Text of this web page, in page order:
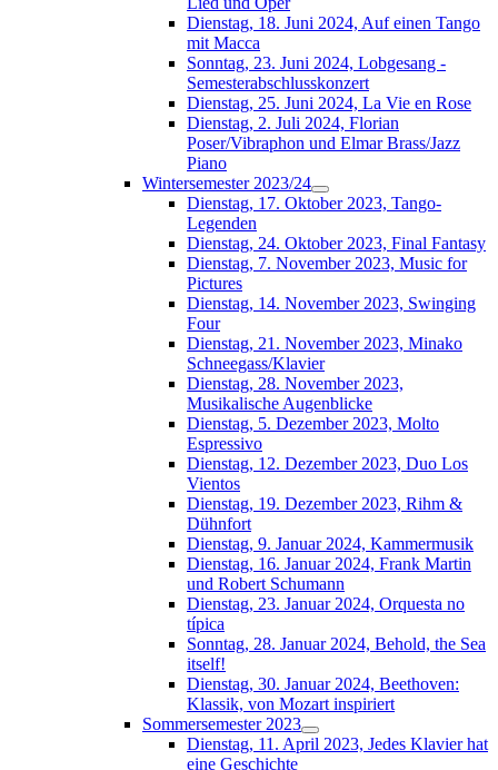
Dienstag, 18. Juni 2024, Auf einen Tango
mit Macca
Sonntag, 23. Juni 2024, Lobgesang -
Semesterabschlusskonzert
Dienstag, 25. Juni 2024, La Vie en Rose
Dienstag, 2. Juli 2024, Florian
Poser/Vibraphon und Elmar Brass/Jazz
Piano
Wintersemester 2023/24
Dienstag, 17. Oktober 2023, Tango-
Legenden
Dienstag, 24. Oktober 2023, Final Fantasy
Dienstag, 7. November 2023, Music for
Pictures
Dienstag, 14. November 2023, Swinging
Four
Dienstag, 21. November 2023, Minako
Schneegass/Klavier
Dienstag, 28. November 2023,
Musikalische Augenblicke
Dienstag, 5. Dezember 2023, Molto
Espressivo
Dienstag, 12. Dezember 2023, Duo Los
Vientos
Dienstag, 19. Dezember 2023, Rihm &
Dühnfort
Dienstag, 9. Januar 2024, Kammermusik
Dienstag, 16. Januar 2024, Frank Martin
und Robert Schumann
Dienstag, 23. Januar 2024, Orquesta no
típica
Sonntag, 28. Januar 2024, Behold, the Sea
itself!
Dienstag, 30. Januar 2024, Beethoven:
Klassik, von Mozart inspiriert
Sommersemester 2023
Dienstag, 11. April 2023, Jedes Klavier hat
eine Geschichte